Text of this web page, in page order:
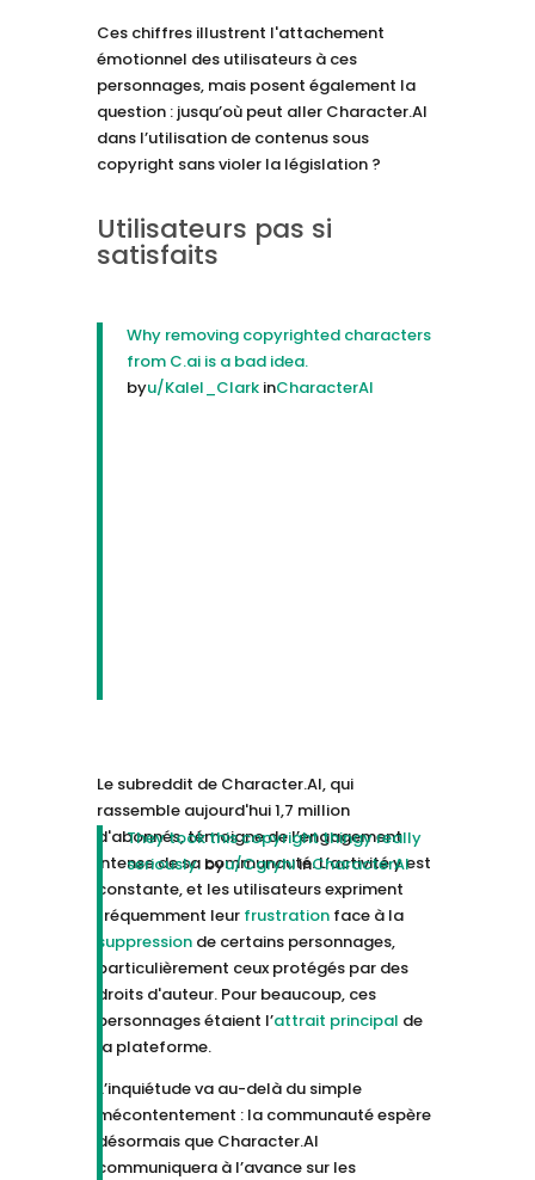
Ces chiffres illustrent l'attachement
émotionnel des utilisateurs à ces
personnages, mais posent également la
question : jusqu’où peut aller Character.AI
dans l’utilisation de contenus sous
copyright sans violer la législation ?
Utilisateurs pas si
satisfaits
Why removing copyrighted characters
from C.ai is a bad idea.
byu/Kalel_ClarkinCharacterAI
Le subreddit de Character.AI, qui
rassemble aujourd'hui 1,7 million
d'abonnés, témoigne de l’engagement
intense de sa communauté. L’activité y est
constante, et les utilisateurs expriment
fréquemment leur frustrationface à la
suppressionde certains personnages,
particulièrement ceux protégés par des
droits d'auteur. Pour beaucoup, ces
personnages étaient l’attrait principal de
la plateforme.
L’inquiétude va au-delà du simple
mécontentement : la communauté espère
désormais que Character.AI
communiquera à l’avance sur les
They took this copyright thingy really
seriously. byu/CgryhiinCharacterAI